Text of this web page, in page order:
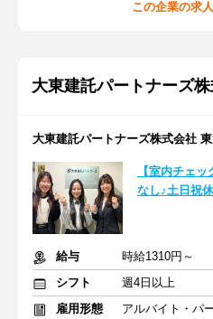
この企業の求
大東建託パートナーズ
大東建託パートナーズ株式会社
【室内チェ
なし♪土日祝
給与
時給1310円～
シフト
週4日以上
雇用形態
アルバイト・パ